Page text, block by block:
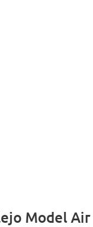
Model